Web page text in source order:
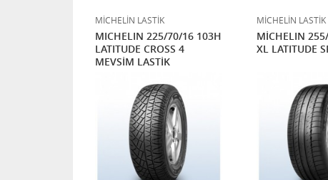
MİCHELİN LASTİK
MICHELIN 225/70/16 103H
LATITUDE CROSS 4
MEVSİM LASTİK
MİCHELİN LASTİK
MİCHELIN
XL LATITUDE